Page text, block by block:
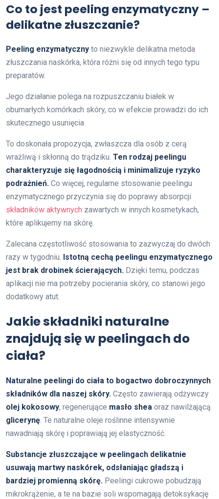
Co to jest peeling enzymatyczny –
delikatne złuszczanie?
Peeling enzymatyczny to niezwykle delikatna metoda
złuszczania naskórka, która różni się od innych tego typu
preparatów.
Jego działanie polega na rozpuszczaniu białek w
obumarłych komórkach skóry, co w efekcie prowadzi do ich
skutecznego usunięcia.
To doskonała propozycja, zwłaszcza dla osób z cerą
wrażliwą i skłonną do trądziku. Ten rodzaj peelingu
charakteryzuje się łagodnością i minimalizuje ryzyko
podrażnień. Co więcej, regularne stosowanie peelingu
enzymatycznego przyczynia się do poprawy absorpcji
składników aktywnych zawartych w innych kosmetykach,
które aplikujemy na skórę.
Zalecana częstotliwość stosowania to zazwyczaj do dwóch
razy w tygodniu. Istotną cechą peelingu enzymatycznego
jest brak drobinek ścierających. Dzięki temu, podczas
aplikacji nie ma potrzeby pocierania skóry, co stanowi jego
dodatkowy atut.
Jakie składniki naturalne
znajdują się w peelingach do
ciała?
Naturalne peelingi do ciała to bogactwo dobroczynnych
składników dla naszej skóry. Często zawierają odżywczy
olej kokosowy, regenerujące masło shea oraz nawilżającą
glicerynę. Te naturalne oleje roślinne intensywnie
nawadniają skórę i poprawiają jej elastyczność.
Substancje złuszczające w peelingach delikatnie
usuwają martwy naskórek, odsłaniając gładszą i
bardziej promienną skórę. Peelingi cukrowe pobudzają
mikrokrążenie, a te na bazie soli wspomagają detoksykację